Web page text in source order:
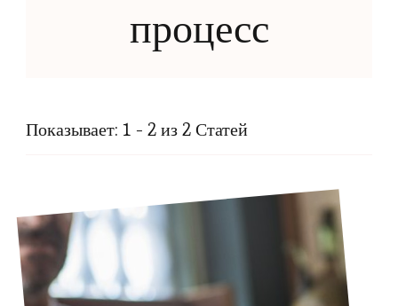
процесс
Показывает: 1 - 2 из 2 Статей